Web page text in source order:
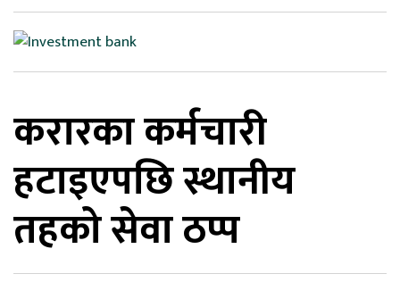
करारका कर्मचारी
हटाइएपछि स्थानीय
तहको सेवा ठप्प